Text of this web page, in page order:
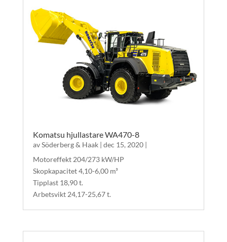
Komatsu hjullastare WA470-8
avSöderberg & Haak| dec 15, 2020|
Motoreffekt 204/273 kW/HP
Skopkapacitet 4,10-6,00 m³
Tipplast 18,90 t.
Arbetsvikt 24,17-25,67 t.